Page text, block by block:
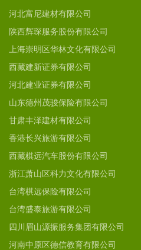
河北富尼建材有限公司
陕西辉琛服务股份有限公司
上海崇明区华林文化有限公司
西藏建新证券有限公司
河北建业证券有限公司
山东德州茂骏保险有限公司
甘肃丰泽建材有限公司
香港长兴旅游有限公司
西藏棋远汽车股份有限公司
浙江萧山区科力文化有限公司
台湾棋远保险有限公司
台湾盛泰旅游有限公司
四川眉山源振服务集团有限公司
河南中原区德信教育有限公司